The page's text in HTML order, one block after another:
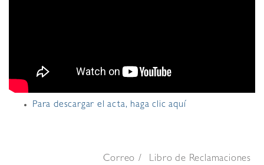
Para descargar el acta, haga clic aquí
Correo Libro de Reclamaciones